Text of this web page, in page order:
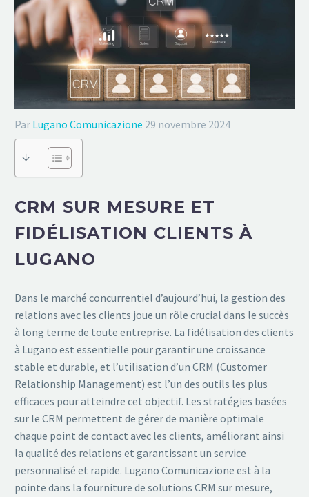
Par Lugano Comunicazione 29 novembre 2024
↓
CRM SUR MESURE ET
FIDÉLISATION CLIENTS À
LUGANO
Dans le marché concurrentiel d’aujourd’hui, la gestion des
relations avec les clients joue un rôle crucial dans le succès
à long terme de toute entreprise. La fidélisation des clients
à Lugano est essentielle pour garantir une croissance
stable et durable, et l’utilisation d’un CRM (Customer
Relationship Management) est l’un des outils les plus
efficaces pour atteindre cet objectif. Les stratégies basées
sur le CRM permettent de gérer de manière optimale
chaque point de contact avec les clients, améliorant ainsi
la qualité des relations et garantissant un service
personnalisé et rapide. Lugano Comunicazione est à la
pointe dans la fourniture de solutions CRM sur mesure,